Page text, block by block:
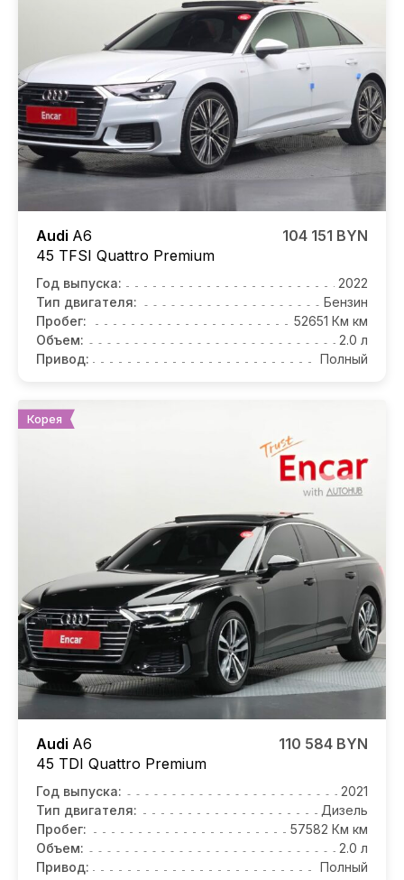
Audi A6
45 TFSI Quattro Premium
104 151 BYN
Год выпуска:
2022
Тип двигателя:
Бензин
Пробег:
52651 Км км
Объем:
2.0 л
Привод:
Полный
Корея
Audi A6
45 TDI Quattro Premium
110 584 BYN
Год выпуска:
2021
Тип двигателя:
Дизель
Пробег:
57582 Км км
Объем:
2.0 л
Привод:
Полный